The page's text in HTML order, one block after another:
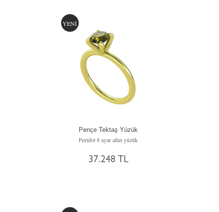
YENİ
Pençe Tektaş Yüzük
Peridot 8 ayar altın yüzük
37.248 TL